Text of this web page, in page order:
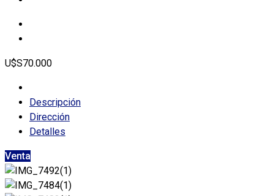
U$S70.000
Descripción
Dirección
Detalles
Venta